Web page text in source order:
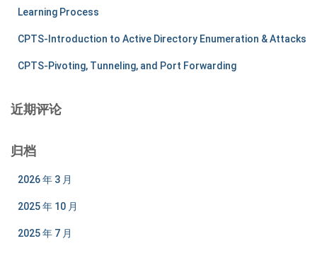
Learning Process
CPTS-Introduction to Active Directory Enumeration & Attacks
CPTS-Pivoting, Tunneling, and Port Forwarding
近期评论
归档
2026 年 3 月
2025 年 10 月
2025 年 7 月